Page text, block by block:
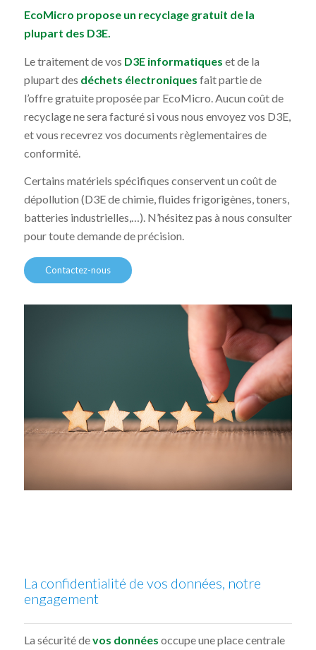
EcoMicro propose un recyclage gratuit de la
plupart des D3E.
Le traitement de vos D3E informatiques et de la
plupart des déchets électroniques fait partie de
l’offre gratuite proposée par EcoMicro. Aucun coût de
recyclage ne sera facturé si vous nous envoyez vos D3E,
et vous recevrez vos documents règlementaires de
conformité.
Certains matériels spécifiques conservent un coût de
dépollution (D3E de chimie, fluides frigorigènes, toners,
batteries industrielles,…). N’hésitez pas à nous consulter
pour toute demande de précision.
Contactez-nous
La confidentialité de vos données, notre
engagement
La sécurité devos données occupe une place centrale